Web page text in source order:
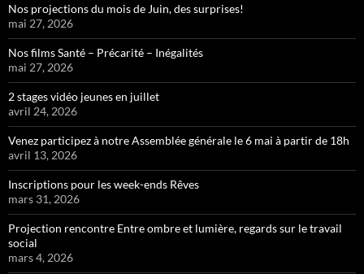
Nos projections du mois de Juin, des surprises!
mai 27, 2026
Nos films Santé – Précarité – Inégalités
mai 27, 2026
2 stages vidéo jeunes en juillet
avril 24, 2026
Venez participez à notre Assemblée générale le 6 mai à partir de 18h
avril 13, 2026
Inscriptions pour les week-ends Rêves
mars 31, 2026
Projection rencontre Entre ombre et lumière, regards sur le travail
social
mars 4, 2026